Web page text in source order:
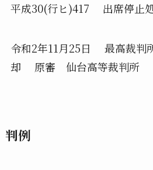
平成30(行ヒ)417 出席停止
令和2年11月25日 最高裁
却 原審 仙台高等裁判所
判例